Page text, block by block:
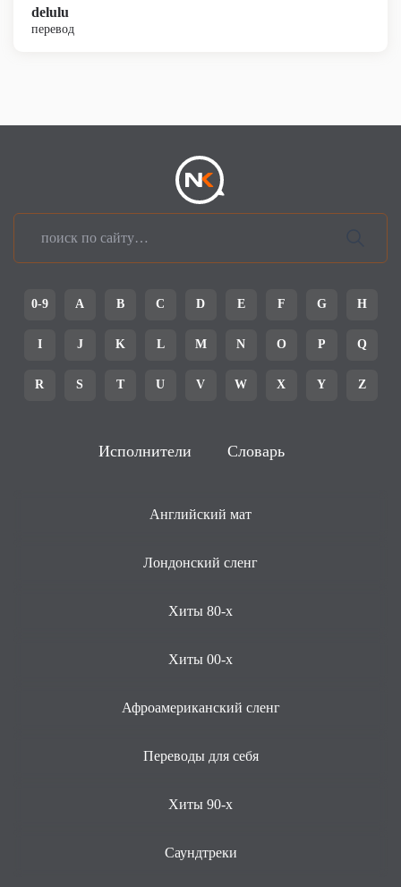
delulu
перевод
0-9 A B C D E F G H
I J K L M N O P Q
R S T U V W X Y Z
Исполнители Словарь
Английский мат
Лондонский сленг
Хиты 80-х
Хиты 00-х
Афроамериканский сленг
Переводы для себя
Хиты 90-х
Саундтреки